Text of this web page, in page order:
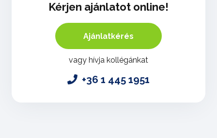
Kérjen ajánlatot online!
Ajánlatkérés
vagy hívja kollégánkat
+36 1 445 1951